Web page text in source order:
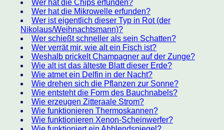
Wer hat die Chips erfunden?
Wer hat die Mikrowelle erfunden?
Wer ist eigentlich dieser Typ in Rot (der
Nikolaus/Weihnachtsmann)?
Wer schießt schneller als sein Schatten?
Wer verrät mir, wie alt ein Fisch ist?
Weshalb prickelt Champagner auf der Zunge?
Wie alt ist das älteste Blatt dieser Erde?
Wie atmet ein Delfin in der Nacht?
Wie drehen sich die Pflanzen zur Sonne?
Wie entsteht die Form des Bauchnabels?
Wie erzeugen Zitteraale Strom?
Wie funktionieren Thermoskannen?
Wie funktionieren Xenon-Scheinwerfer?